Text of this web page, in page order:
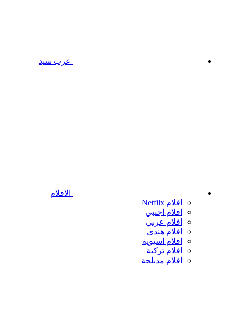
عرب سيد
الافلام
افلام Netfilx
افلام اجنبي
افلام عربي
افلام هندى
افلام اسيوية
افلام تركية
افلام مدبلجة